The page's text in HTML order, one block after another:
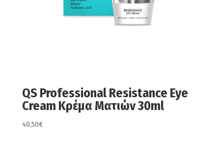
QS Professional Resistance Eye
Cream Κρέμα Ματιών 30ml
40,50€